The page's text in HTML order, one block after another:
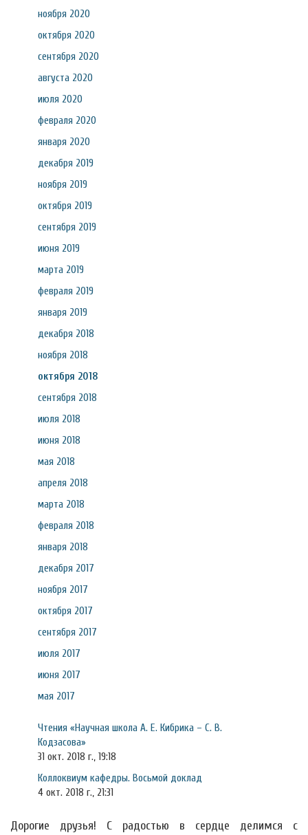
ноября 2020
октября 2020
сентября 2020
августа 2020
июля 2020
февраля 2020
января 2020
декабря 2019
ноября 2019
октября 2019
сентября 2019
июня 2019
марта 2019
февраля 2019
января 2019
декабря 2018
ноября 2018
октября 2018
сентября 2018
июля 2018
июня 2018
мая 2018
апреля 2018
марта 2018
февраля 2018
января 2018
декабря 2017
ноября 2017
октября 2017
сентября 2017
июля 2017
июня 2017
мая 2017
Чтения «Научная школа А. Е. Кибрика – С. В.
Кодзасова»
31 окт. 2018 г., 19:18
Коллоквиум кафедры. Восьмой доклад
4 окт. 2018 г., 21:31
Дорогие друзья! С радостью в сердце делимся с